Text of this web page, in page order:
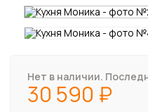
Нет в наличии.
30 590